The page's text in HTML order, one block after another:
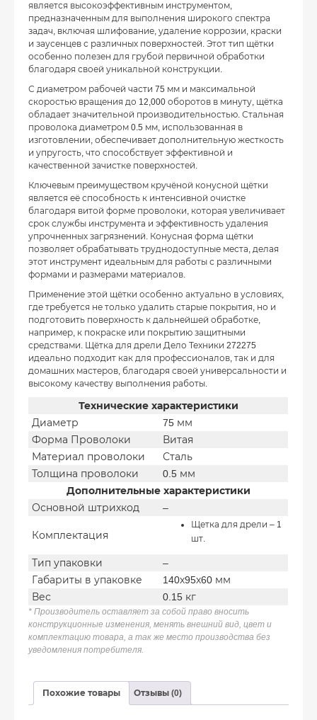
является высокоэффективным инструментом,
предназначенным для выполнения широкого спектра
задач, включая шлифование, удаление коррозии, краски
и заусенцев с различных поверхностей. Этот тип щётки
особенно полезен для грубой первичной обработки
благодаря своей уникальной конструкции.
С диаметром рабочей части 75 мм и максимальной
скоростью вращения до 12,000 оборотов в минуту, щётка
обладает значительной производительностью. Стальная
проволока диаметром 0.5 мм, использованная в
изготовлении, обеспечивает дополнительную жесткость
и упругость, что способствует эффективной и
качественной зачистке поверхностей.
Ключевым преимуществом кручёной конусной щётки
является её способность к интенсивной очистке
благодаря витой форме проволоки, которая увеличивает
срок службы инструмента и эффективность удаления
упрочненных загрязнений. Конусная форма щётки
позволяет обрабатывать труднодоступные места, делая
этот инструмент идеальным для работы с различными
формами и размерами материалов.
Применение этой щётки особенно актуально в условиях,
где требуется не только удалить старые покрытия, но и
подготовить поверхность к дальнейшей обработке,
например, к покраске или покрытию защитными
средствами. Щётка для дрели Дело Техники 272275
идеально подходит как для профессионалов, так и для
домашних мастеров, благодаря своей универсальности и
высокому качеству выполнения работы.
Технические характеристики
Диаметр
75 мм
Форма Проволоки
Витая
Материал проволоки
Сталь
Толщина проволоки
0.5 мм
Дополнительные характеристики
Основной штрихкод
–
Комплектация
Щетка для дрели – 1
шт.
Тип упаковки
–
Габариты в упаковке
140х95х60 мм
Вес
0.15 кг
* Производитель оставляет за собой право вносить
конструкционные изменения, менять внешний вид, цвет и
комплектацию товара, а так же место производства без
уведомления потребителя.
Похожие товары Отзывы (0)